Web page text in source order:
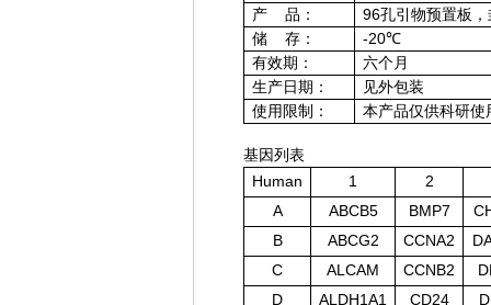
产 品：
96孔引物预置板
储 存：
-20℃
有效期：
六个月
生产日期：
见外包装
使用限制：
本产品仅供科研使
基因列表
Human
1
2
A
ABCB5 BMP7
B
ABCG2 CCNA2
C
ALCAM CCNB2
D
ALDH1A1 CD24